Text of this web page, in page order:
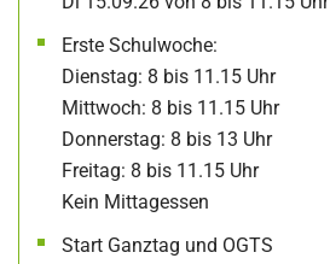
Erste Schulwoche:
Dienstag: 8 bis 11.15 Uhr
Mittwoch: 8 bis 11.15 Uhr
Donnerstag: 8 bis 13 Uhr
Freitag: 8 bis 11.15 Uhr
Kein Mittagessen
Start Ganztag und OGTS